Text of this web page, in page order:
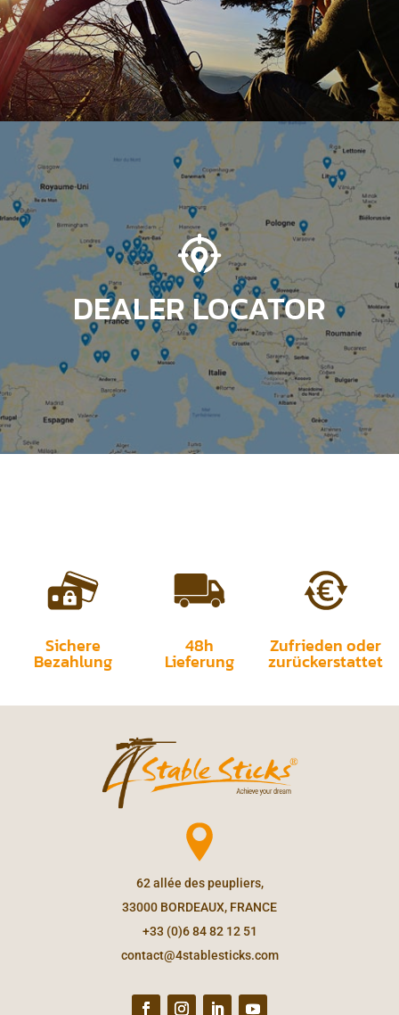
DEALER LOCATOR
Sichere
Bezahlung
48h
Lieferung
Zufrieden oder
zurückerstattet
62 allée des peupliers,
33000 BORDEAUX, FRANCE
+33 (0)6 84 82 12 51
contact@4stablesticks.com